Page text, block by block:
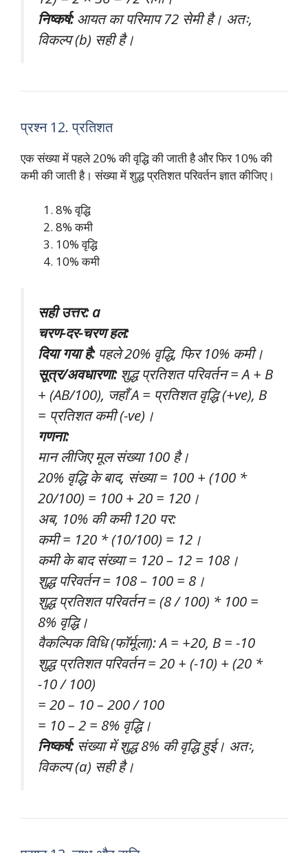
निष्कर्ष:आयत का परिमाप 72 सेमी है। अतः,
विकल्प (b) सही है।
प्रश्न 12. प्रतिशत
एक संख्या में पहले 20% की वृद्धि की जाती है और फिर 10% की
कमी की जाती है। संख्या में शुद्ध प्रतिशत परिवर्तन ज्ञात कीजिए।
8% वृद्धि
8% कमी
10% वृद्धि
10% कमी
सही उत्तर: a
चरण-दर-चरण हल:
दिया गया है:पहले 20% वृद्धि, फिर 10% कमी।
सूत्र/अवधारणा:शुद्ध प्रतिशत परिवर्तन = A + B
+ (AB/100), जहाँ A = प्रतिशत वृद्धि (+ve), B
= प्रतिशत कमी (-ve)।
गणना:
मान लीजिए मूल संख्या 100 है।
20% वृद्धि के बाद, संख्या = 100 + (100 *
20/100) = 100 + 20 = 120।
अब, 10% की कमी 120 पर:
कमी = 120 * (10/100) = 12।
कमी के बाद संख्या = 120 – 12 = 108।
शुद्ध परिवर्तन = 108 – 100 = 8।
शुद्ध प्रतिशत परिवर्तन = (8 / 100) * 100 =
8% वृद्धि।
वैकल्पिक विधि (फॉर्मूला): A = +20, B = -10
शुद्ध प्रतिशत परिवर्तन = 20 + (-10) + (20 *
-10 / 100)
= 20 – 10 – 200 / 100
= 10 – 2 = 8% वृद्धि।
निष्कर्ष:संख्या में शुद्ध 8% की वृद्धि हुई। अतः,
विकल्प (a) सही है।